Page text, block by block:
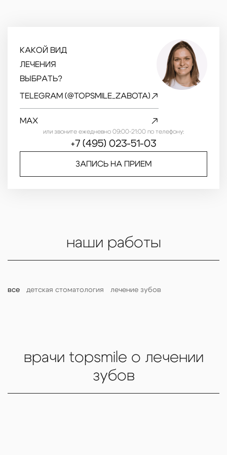
КАКОЙ ВИД
ЛЕЧЕНИЯ
ВЫБРАТЬ?
TELEGRAM (@TOPSMILE_ZABOTA)
MAX
или звоните ежедневно 09:00-21:00 по телефону:
+7 (495) 023-51-03
ЗАПИСЬ НА ПРИЕМ
наши работы
все детская стоматология лечение зубов
врачи topsmile о лечении
зубов